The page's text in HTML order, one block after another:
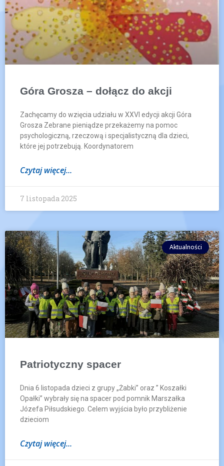
Góra Grosza – dołącz do akcji
Zachęcamy do wzięcia udziału w XXVI edycji akcji Góra
Grosza Zebrane pieniądze przekażemy na pomoc
psychologiczną, rzeczową i specjalistyczną dla dzieci,
które jej potrzebują. Koordynatorem
Czytaj więcej...
7 listopada 2025
Aktualności
Patriotyczny spacer
Dnia 6 listopada dzieci z grupy „Żabki” oraz ” Koszałki
Opałki” wybrały się na spacer pod pomnik Marszałka
Józefa Piłsudskiego. Celem wyjścia było przybliżenie
dzieciom
Czytaj więcej...